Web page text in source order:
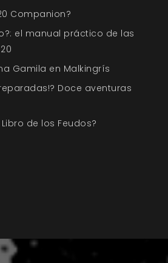
Companion?
el manual práctico de las
Gamila en Malkingrís
Doce aventuras
de los Feudos?